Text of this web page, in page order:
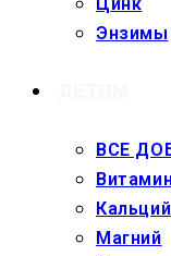
Энзимы
ВСЕ
Кальций
Магний